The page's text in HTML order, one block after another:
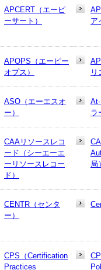
APCERT（エーピ
ーサート）
ア
APOPS（エーピー
オプス）
リ
ASO（エーエスオ
ー）
ラ
CAAリソースレコ
ード（シーエーエ
ーリソースレコー
ド）
局
CENTR（センタ
ー）
CPS（Certification
Practices